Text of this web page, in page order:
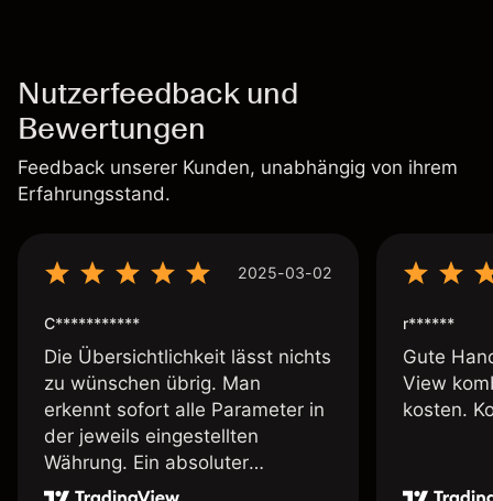
Nutzerfeedback und
Bewertungen
Feedback unserer Kunden, unabhängig von ihrem
Erfahrungsstand.
2025-03-02
C***********
Die Übersichtlichkeit lässt nichts
zu wünschen übrig. Man
erkennt sofort alle Parameter in
der jeweils eingestellten
Währung. Ein absoluter
Pluspunkt an dieser Stelle.
r******
Gute
View
kosten.